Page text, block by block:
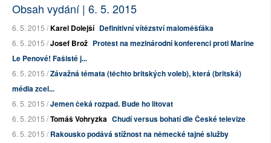
Obsah vydání | 6. 5. 2015
6. 5. 2015 /Karel Dolejší Definitivní vítězství maloměšťáka
6. 5. 2015 /Josef Brož Protest na mezinárodní konferenci proti Marine
Le Penové! Fašisté j...
6. 5. 2015 /Závažná témata (těchto britských voleb), která (britská)
média zcel...
6. 5. 2015 /Jemen čeká rozpad. Bude ho litovat
6. 5. 2015 /Tomáš Vohryzka Chudí versus bohatí dle České televize
6. 5. 2015 /Rakousko podává stížnost na německé tajné služby